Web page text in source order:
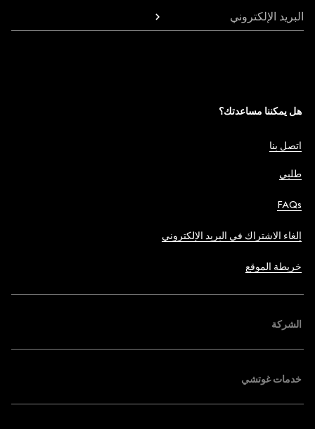
البريد الإلكتروني
هل يمكننا مساعدتك؟
اتصل بنا
طلبي
FAQs
إلغاء الاشتراك في البريد الإلكتروني
خريطة الموقع
الشركة
خدمات غوتشي